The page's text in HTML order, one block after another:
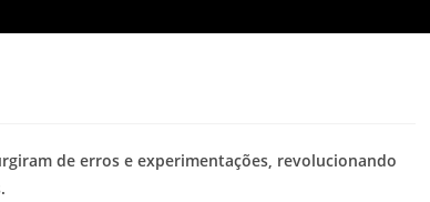
de erros e experimentações, revolucionando